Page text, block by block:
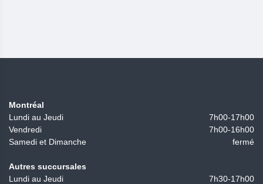
Montréal
Lundi au Jeudi
7h00-17h00
Vendredi
7h00-16h00
Samedi et Dimanche
fermé
Autres succursales
Lundi au Jeudi
7h30-17h00